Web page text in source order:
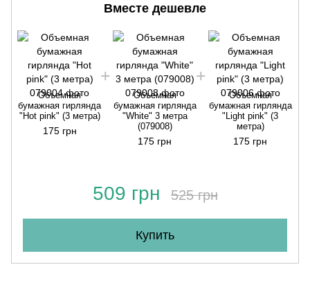
Вместе дешевле
Объемная
бумажная гирлянда
"Hot pink" (3 метра)
175 грн
Объемная
бумажная гирлянда
"White" 3 метра
(079008)
175 грн
Объемная
бумажная гирлянда
"Light pink" (3
метра)
175 грн
509 грн 525 грн
Купить